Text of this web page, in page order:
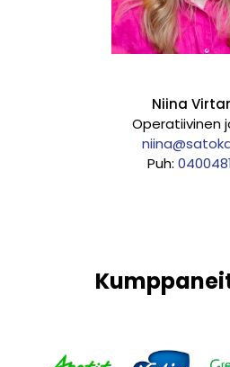
Niina
Operatiivinen
Puh: